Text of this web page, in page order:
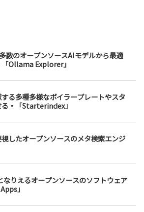
数のオープンソースAIモデルから最適
Ollama Explorer」
る多種多様なボイラープレートやスタ
・「Starterindex」
したオープンソースのメタ検索エンジ
なりえるオープンソースのソフトウェア
」